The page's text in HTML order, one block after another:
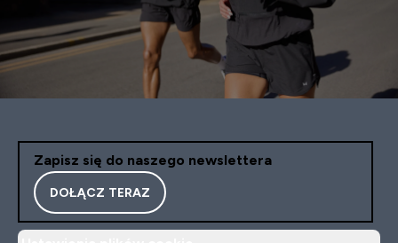
Zapisz się do naszego newslettera
DOŁĄCZ TERAZ